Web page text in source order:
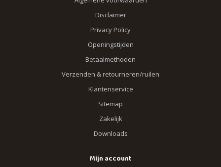
Disclaimer
Privacy Policy
Openingstijden
Betaalmethoden
Verzenden & retourneren/ruilen
Klantenservice
Sitemap
Zakelijk
Downloads
Mijn account